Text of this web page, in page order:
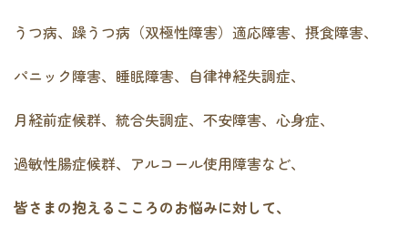
うつ病、躁うつ病（双極性障害）適応障害、摂食障害、
パニック障害、睡眠障害、自律神経失調症、
月経前症候群、統合失調症、不安障害、心身症、
過敏性腸症候群、アルコール使用障害など、
皆さまの抱えるこころのお悩みに対して、